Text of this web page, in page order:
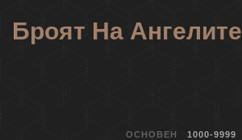
Броят На Ангелите
ОСНОВЕН 1000-9999